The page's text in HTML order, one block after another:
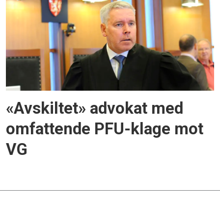
«Avskiltet» advokat med
omfattende PFU-klage mot
VG